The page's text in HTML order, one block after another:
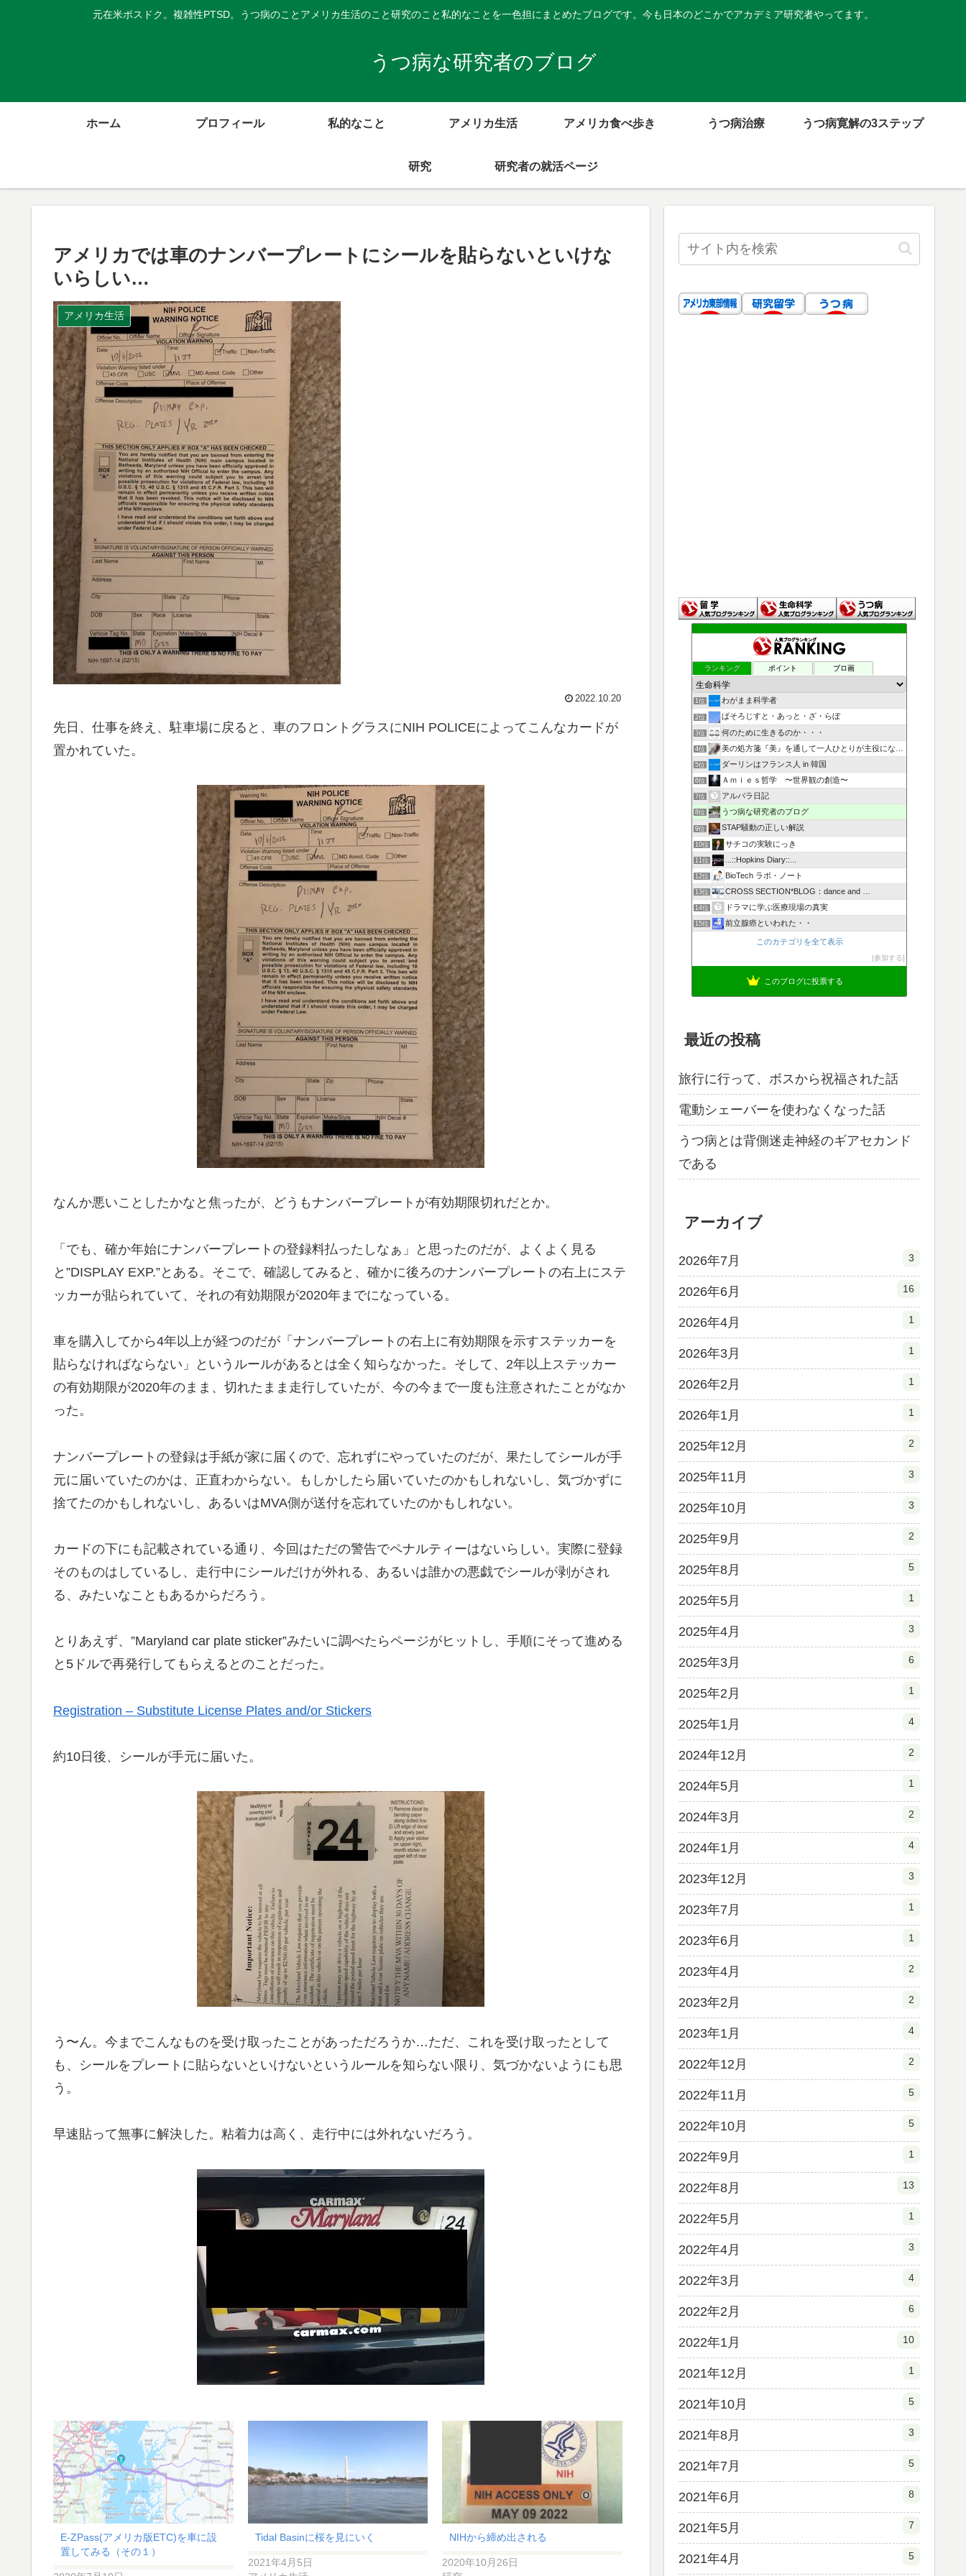
元在米ポスドク。複雑性PTSD。うつ病のことアメリカ生活のこと研究のこと私的なことを一色担にまとめたブログです。今も日本のどこかでアカデミア研究者やってます。
うつ病な研究者のブログ
ホーム プロフィール 私的なこと アメリカ生活 アメリカ食べ歩き うつ病治療 うつ病寛解の3ステップ
研究 研究者の就活ページ
アメリカでは車のナンバープレートにシールを貼らないといけな
いらしい…
アメリカ生活
2022.10.20
先日、仕事を終え、駐車場に戻ると、車のフロントグラスにNIH POLICEによってこんなカードが
置かれていた。
なんか悪いことしたかなと焦ったが、どうもナンバープレートが有効期限切れだとか。
「でも、確か年始にナンバープレートの登録料払ったしなぁ」と思ったのだが、よくよく見る
と”DISPLAY EXP.”とある。そこで、確認してみると、確かに後ろのナンバープレートの右上にステ
ッカーが貼られていて、それの有効期限が2020年までになっている。
車を購入してから4年以上が経つのだが「ナンバープレートの右上に有効期限を示すステッカーを
貼らなければならない」というルールがあるとは全く知らなかった。そして、2年以上ステッカー
の有効期限が2020年のまま、切れたまま走行していたが、今の今まで一度も注意されたことがなか
った。
ナンバープレートの登録は手紙が家に届くので、忘れずにやっていたのだが、果たしてシールが手
元に届いていたのかは、正直わからない。もしかしたら届いていたのかもしれないし、気づかずに
捨てたのかもしれないし、あるいはMVA側が送付を忘れていたのかもしれない。
カードの下にも記載されている通り、今回はただの警告でペナルティーはないらしい。実際に登録
そのものはしているし、走行中にシールだけが外れる、あるいは誰かの悪戯でシールが剥がされ
る、みたいなこともあるからだろう。
とりあえず、”Maryland car plate sticker”みたいに調べたらページがヒットし、手順にそって進める
と5ドルで再発行してもらえるとのことだった。
Registration – Substitute License Plates and/or Stickers
約10日後、シールが手元に届いた。
う〜ん。今までこんなものを受け取ったことがあっただろうか…ただ、これを受け取ったとして
も、シールをプレートに貼らないといけないというルールを知らない限り、気づかないようにも思
う。
早速貼って無事に解決した。粘着力は高く、走行中には外れないだろう。
E-ZPass(アメリカ版ETC)を車に設
置してみる（その１）
Tidal Basinに桜を見にいく
2021年4月5日
NIHから締め出される
2020年10月26日
ランキング ポイント ブロ画
1位 わがまま科学者
2位 ぱそろじすと・あっと・ざ・らぼ
3位 何のために生きるのか・・・
4位 美の処方箋『美』を通して一人ひとりが主役になる人生を叶える
5位 ダーリンはフランス人 in 韓国
6位 Ａｍｉｅｓ哲学 〜世界観の創造〜
7位 アルバラ日記
8位 うつ病な研究者のブログ
9位 STAP騒動の正しい解説
10位 サチコの実験にっき
11位 ...::Hopkins Diary::...
12位 BioTech ラボ・ノート
13位 CROSS SECTION*BLOG：dance and …
14位 ドラマに学ぶ医療現場の真実
15位 前立腺癌といわれた・・
このカテゴリを全て表示
参加する
このブログに投票する
最近の投稿
旅行に行って、ボスから祝福された話
電動シェーバーを使わなくなった話
うつ病とは背側迷走神経のギアセカンド
である
アーカイブ
2026年7月 3
2026年6月 16
2026年4月 1
2026年3月 1
2026年2月 1
2026年1月 1
2025年12月 2
2025年11月 3
2025年10月 3
2025年9月 2
2025年8月 5
2025年5月 1
2025年4月 3
2025年3月 6
2025年2月 1
2025年1月 4
2024年12月 2
2024年5月 1
2024年3月 2
2024年1月 4
2023年12月 3
2023年7月 1
2023年6月 1
2023年4月 2
2023年2月 2
2023年1月 4
2022年12月 2
2022年11月 5
2022年10月 5
2022年9月 1
2022年8月 13
2022年5月 1
2022年4月 3
2022年3月 4
2022年2月 6
2022年1月 10
2021年12月 1
2021年10月 5
2021年8月 3
2021年7月 5
2021年6月 8
2021年5月 7
2021年4月 5